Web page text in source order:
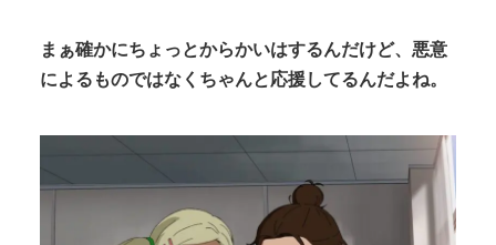
まぁ確かにちょっとからかいはするんだけど、悪意
によるものではなくちゃんと応援してるんだよね。